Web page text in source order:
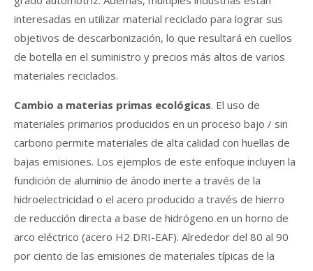
interesadas en utilizar material reciclado para lograr sus
objetivos de descarbonización, lo que resultará en cuellos
de botella en el suministro y precios más altos de varios
materiales reciclados.
Cambio a materias primas ecológicas. El uso de
materiales primarios producidos en un proceso bajo / sin
carbono permite materiales de alta calidad con huellas de
bajas emisiones. Los ejemplos de este enfoque incluyen la
fundición de aluminio de ánodo inerte a través de la
hidroelectricidad o el acero producido a través de hierro
de reducción directa a base de hidrógeno en un horno de
arco eléctrico (acero H2 DRI-EAF). Alrededor del 80 al 90
por ciento de las emisiones de materiales típicas de la